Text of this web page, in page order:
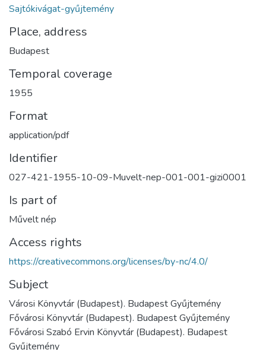
Sajtókivágat-gyűjtemény
Place, address
Budapest
Temporal coverage
1955
Format
application/pdf
Identifier
027-421-1955-10-09-Muvelt-nep-001-001-gizi0001
Is part of
Művelt nép
Access rights
https://creativecommons.org/licenses/by-nc/4.0/
Subject
Városi Könyvtár (Budapest). Budapest Gyűjtemény
Fővárosi Könyvtár (Budapest). Budapest Gyűjtemény
Fővárosi Szabó Ervin Könyvtár (Budapest). Budapest
Gyűjtemény